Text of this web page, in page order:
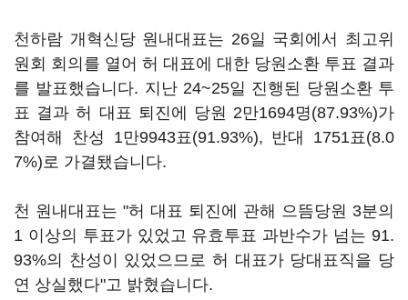
천하람 개혁신당 원내대표는 26일 국회에서 최고위
원회 회의를 열어 허 대표에 대한 당원소환 투표 결과
를 발표했습니다. 지난 24~25일 진행된 당원소환 투
표 결과 허 대표 퇴진에 당원 2만1694명(87.93%)가
참여해 찬성 1만9943표(91.93%), 반대 1751표(8.0
7%)로 가결됐습니다.
천 원내대표는 "허 대표 퇴진에 관해 으뜸당원 3분의
1 이상의 투표가 있었고 유효투표 과반수가 넘는 91.
93%의 찬성이 있었으므로 허 대표가 당대표직을 당
연 상실했다"고 밝혔습니다.